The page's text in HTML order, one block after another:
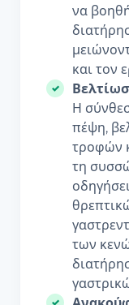
να
και τον
Η
πέψη,
τροφών
τη
των